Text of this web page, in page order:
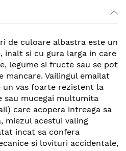
de culoare albastra este un
inalt si cu gura larga in care
legume si fructe sau se pot
Vailingul emailat
vas foarte rezistent la
sau mucegai multumita
care acopera intreaga sa
miezul acestui valing
incat sa confera
si lovituri accidentale,